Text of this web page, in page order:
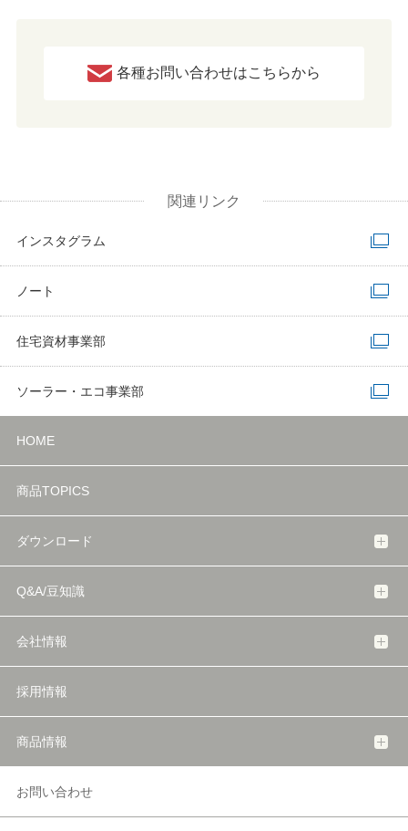
各種お問い合わせはこちらから
関連リンク
インスタグラム
ノート
住宅資材事業部
ソーラー・エコ事業部
HOME
商品TOPICS
ダウンロード
Q&A/豆知識
会社情報
採用情報
商品情報
お問い合わせ